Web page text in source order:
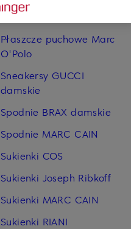
Pierścionki TIFFANY & Co.
Płaszcze puchowe Marc
O'Polo
Sneakersy GUCCI
damskie
Spodnie BRAX damskie
Spodnie MARC CAIN
Sukienki COS
Sukienki Joseph Ribkoff
Sukienki MARC CAIN
Sukienki RIANI